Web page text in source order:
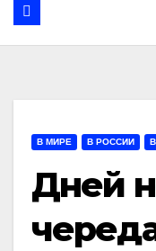
В МИРЕ В РОССИИ
Дней